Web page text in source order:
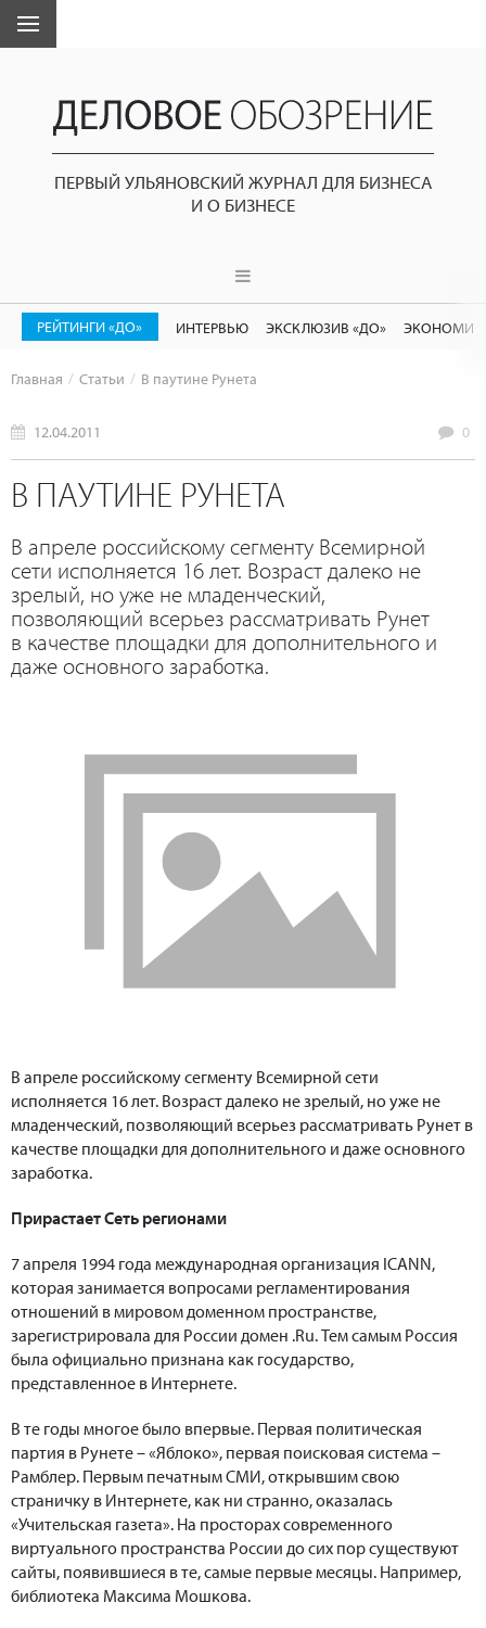
ПЕРВЫЙ УЛЬЯНОВСКИЙ ЖУРНАЛ ДЛЯ БИЗНЕСА
И О БИЗНЕСЕ
РЕЙТИНГИ «ДО» ИНТЕРВЬЮ ЭКСКЛЮЗИВ «ДО»
Главная Статьи В паутине Рунета
12.04.2011 0
В ПАУТИНЕ РУНЕТА
В апреле российскому сегменту Всемирной
сети исполняется 16 лет. Возраст далеко не
зрелый, но уже не младенческий,
позволяющий всерьез рассматривать Рунет
в качестве площадки для дополнительного и
даже основного заработка.
В апреле российскому сегменту Всемирной сети
исполняется 16 лет. Возраст далеко не зрелый, но уже не
младенческий, позволяющий всерьез рассматривать Рунет в
качестве площадки для дополнительного и даже основного
заработка.
Прирастает Сеть регионами
7 апреля 1994 года международная организация ICANN,
которая занимается вопросами регламентирования
отношений в мировом доменном пространстве,
зарегистрировала для России домен .Ru. Тем самым Россия
была официально признана как государство,
представленное в Интернете.
В те годы многое было впервые. Первая политическая
партия в Рунете – «Яблоко», первая поисковая система –
Рамблер. Первым печатным СМИ, открывшим свою
страничку в Интернете, как ни странно, оказалась
«Учительская газета». На просторах современного
виртуального пространства России до сих пор существуют
сайты, появившиеся в те, самые первые месяцы. Например,
библиотека Максима Мошкова.